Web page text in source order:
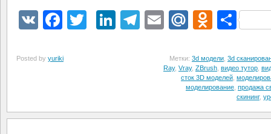
VK Facebook
TwitterLinkedIn
Telegram
EmailMail.Ru
Posted by yuriki Метки: 3d модели 3d
Ray, Vray, ZBrush видео тутор
сток 3D моделей
моделирование продажа
скининг,